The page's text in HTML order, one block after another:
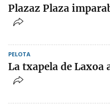
Plazaz Plaza
PELOTA
La txapela de Laxoa